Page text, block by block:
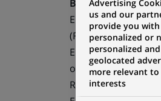
BNP Paribas
En 2004, BNP
(FNCF) pour créer
En 2007, BNP
organisés dans
Rentrée du Cinéma.
Advertising
us and our
provide you with
personalized or
personalized and
geolocated
more relevant
interests